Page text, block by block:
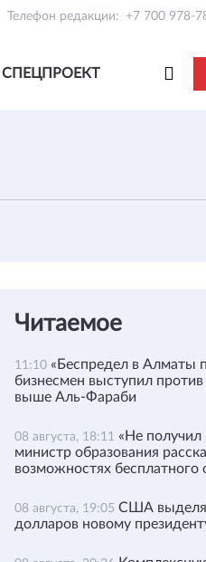
Телефон редакции: +7 700 978-
СПЕЦПРОЕКТ
Читаемое
11:10 «Беспредел в Алматы
бизнесмен выступил против
выше Аль-Фараби
08 августа, 18:11 «Не получил
министр образования
возможностях бесплатного
08 августа, 19:05 США
долларов новому